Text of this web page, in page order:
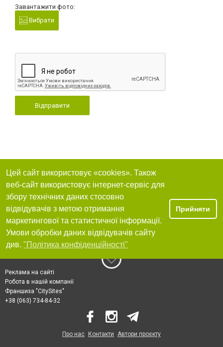
Завантажити фото:
Вибрати
Відправити
Цей сайт використовує «cookies». Також
веб-сайт використовує інтернет-сервіс для
збору технічних даних стосовно
відвідувачів з метою отримання
маркетингової та статистичної інформації.
Умови обробки даних відвідувачів сайту
див. "Політика конфіденційності"
Прийняти
Реклама на сайті
Робота в нашій компанії
Франшиза "CitySites"
+38 (063) 734-84-32
Про нас Контакти Автори проєкту